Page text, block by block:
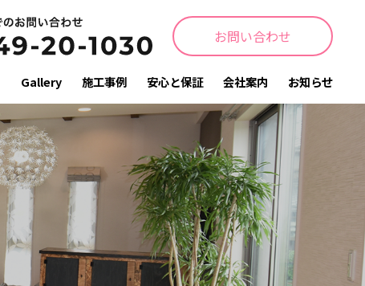
お問い合わせ
Gallery 施工事例 安心と保証 会社案内 お知らせ